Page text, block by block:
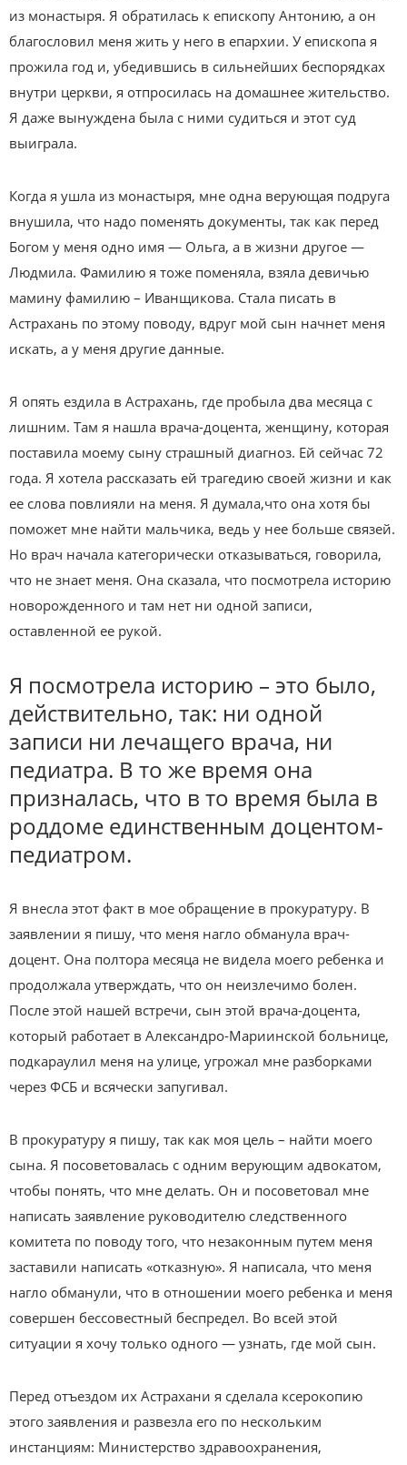
из монастыря. Я обратилась к епископу Антонию, а он
благословил меня жить у него в епархии. У епископа я
прожила год и, убедившись в сильнейших беспорядках
внутри церкви, я отпросилась на домашнее жительство.
Я даже вынуждена была с ними судиться и этот суд
выиграла.
Когда я ушла из монастыря, мне одна верующая подруга
внушила, что надо поменять документы, так как перед
Богом у меня одно имя — Ольга, а в жизни другое —
Людмила. Фамилию я тоже поменяла, взяла девичью
мамину фамилию – Иванщикова. Стала писать в
Астрахань по этому поводу, вдруг мой сын начнет меня
искать, а у меня другие данные.
Я опять ездила в Астрахань, где пробыла два месяца с
лишним. Там я нашла врача-доцента, женщину, которая
поставила моему сыну страшный диагноз. Ей сейчас 72
года. Я хотела рассказать ей трагедию своей жизни и как
ее слова повлияли на меня. Я думала,что она хотя бы
поможет мне найти мальчика, ведь у нее больше связей.
Но врач начала категорически отказываться, говорила,
что не знает меня. Она сказала, что посмотрела историю
новорожденного и там нет ни одной записи,
оставленной ее рукой.
Я посмотрела историю – это было,
действительно, так: ни одной
записи ни лечащего врача, ни
педиатра. В то же время она
призналась, что в то время была в
роддоме единственным доцентом-
педиатром.
Я внесла этот факт в мое обращение в прокуратуру. В
заявлении я пишу, что меня нагло обманула врач-
доцент. Она полтора месяца не видела моего ребенка и
продолжала утверждать, что он неизлечимо болен.
После этой нашей встречи, сын этой врача-доцента,
который работает в Александро-Мариинской больнице,
подкараулил меня на улице, угрожал мне разборками
через ФСБ и всячески запугивал.
В прокуратуру я пишу, так как моя цель – найти моего
сына. Я посоветовалась с одним верующим адвокатом,
чтобы понять, что мне делать. Он и посоветовал мне
написать заявление руководителю следственного
комитета по поводу того, что незаконным путем меня
заставили написать «отказную». Я написала, что меня
нагло обманули, что в отношении моего ребенка и меня
совершен бессовестный беспредел. Во всей этой
ситуации я хочу только одного — узнать, где мой сын.
Перед отъездом их Астрахани я сделала ксерокопию
этого заявления и развезла его по нескольким
инстанциям: Министерство здравоохранения,